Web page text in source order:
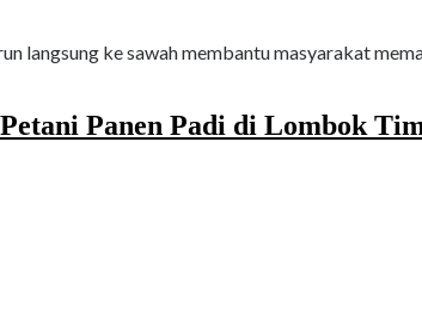
langsung ke sawah membantu masyarakat
Panen Padi di Lombok